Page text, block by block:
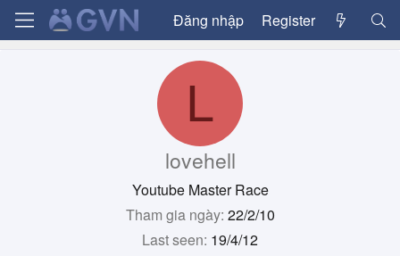
Đăng nhập Register
L
lovehell
Youtube Master Race
Tham gia ngày 22/2/10
Last seen 19/4/12